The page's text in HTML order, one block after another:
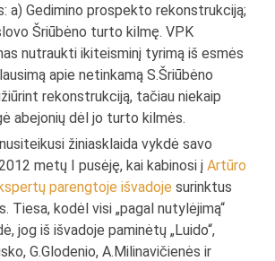
a) Gedimino prospekto rekonstrukciją;
Šriūbėno turto kilmę. VPK
nutraukti ikiteisminį tyrimą iš esmės
apie netinkamą S.Šriūbėno
rekonstrukciją, tačiau niekaip
abejonių dėl jo turto kilmės.
žiniasklaida vykdė savo
metų I pusėję, kai kabinosi įArtūro
parengtoje išvadoje surinktus
Tiesa, kodėl visi „pagal nutylėjimą“
jog iš išvadoje paminėtų „Luido“,
G.Glodenio, A.Milinavičienės ir